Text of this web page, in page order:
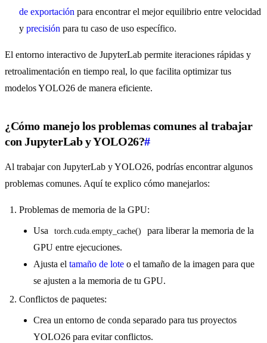
de exportación para encontrar el mejor equilibrio entre velocidad
y precisión para tu caso de uso específico.
El entorno interactivo de JupyterLab permite iteraciones rápidas y
retroalimentación en tiempo real, lo que facilita optimizar tus
modelos YOLO26 de manera eficiente.
¿Cómo manejo los problemas comunes al trabajar
con JupyterLab y YOLO26?#
Al trabajar con JupyterLab y YOLO26, podrías encontrar algunos
problemas comunes. Aquí te explico cómo manejarlos:
Problemas de memoria de la GPU:
Usa torch.cuda.empty_cache()
para liberar la memoria de la
GPU entre ejecuciones.
Ajusta el tamaño de lote o el tamaño de la imagen para que
se ajusten a la memoria de tu GPU.
Conflictos de paquetes:
Crea un entorno de conda separado para tus proyectos
YOLO26 para evitar conflictos.